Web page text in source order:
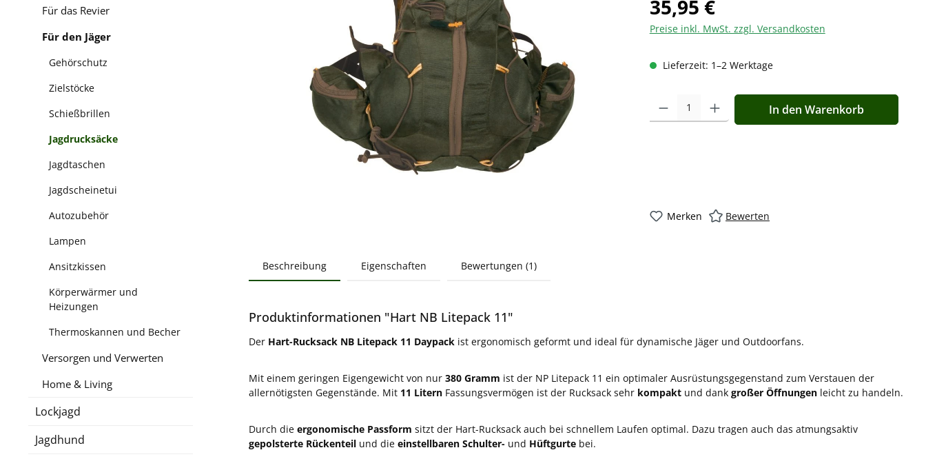
Für das Revier
Für den Jäger
Gehörschutz
Zielstöcke
Schießbrillen
Jagdrucksäcke
Jagdtaschen
Jagdscheinetui
Autozubehör
Lampen
Ansitzkissen
Körperwärmer und
Heizungen
Thermoskannen und Becher
Versorgen und Verwerten
Home & Living
Lockjagd
Jagdhund
35,95 €
Preise inkl. MwSt. zzgl. Versandkosten
Lieferzeit: 1–2 Werktage
Produkt Anzahl: Gib den gewünschten Wert ein oder
In den Warenkorb
Merken Bewerten
Beschreibung Eigenschaften Bewertungen (1)
Produktinformationen "Hart NB Litepack 11"
Der Hart-Rucksack NB Litepack 11 Daypack ist ergonomisch geformt und ideal für dynamische Jäger und Outdoorfans.
Mit einem geringen Eigengewicht von nur 380 Gramm ist der NP Litepack 11 ein optimaler Ausrüstungsgegenstand zum Verstauen der
allernötigsten Gegenstände. Mit 11 Litern Fassungsvermögen ist der Rucksack sehr kompakt und dank großer Öffnungen leicht zu handeln.
Durch die ergonomische Passform sitzt der Hart-Rucksack auch bei schnellem Laufen optimal. Dazu tragen auch das atmungsaktiv
gepolsterte Rückenteil und die einstellbaren Schulter- und Hüftgurte bei.